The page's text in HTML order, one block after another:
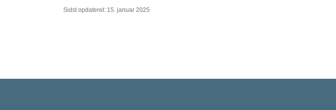
Sidst opdateret: 15. januar 2025